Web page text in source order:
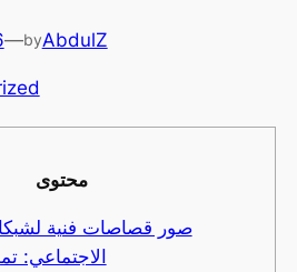
—byAbdulZ
محتوى
صور قصاصات فنية
الاجتماعي: